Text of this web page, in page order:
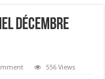
Décembre
556 Views